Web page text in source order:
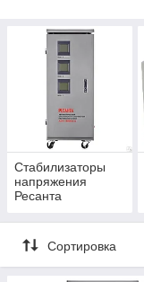
Стабилизаторы
напряжения
Ресанта
Сортировка